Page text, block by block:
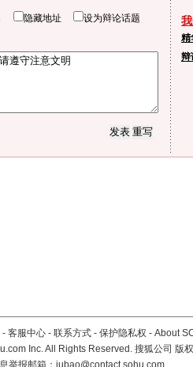
隐藏地址 设为辩论话题
精
辩
- 客服中心 - 联系方式 - 保护隐私权 - About
Inc. All Rights Reserved. 搜狐公司 版
举报邮箱： jubao@contact.sohu.com